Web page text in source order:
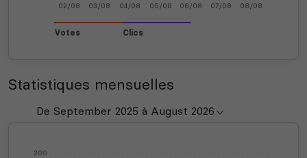
02/08 03/08 04/08 05/08 06/08 07/08 08/08
Votes Clics
Statistiques mensuelles
200